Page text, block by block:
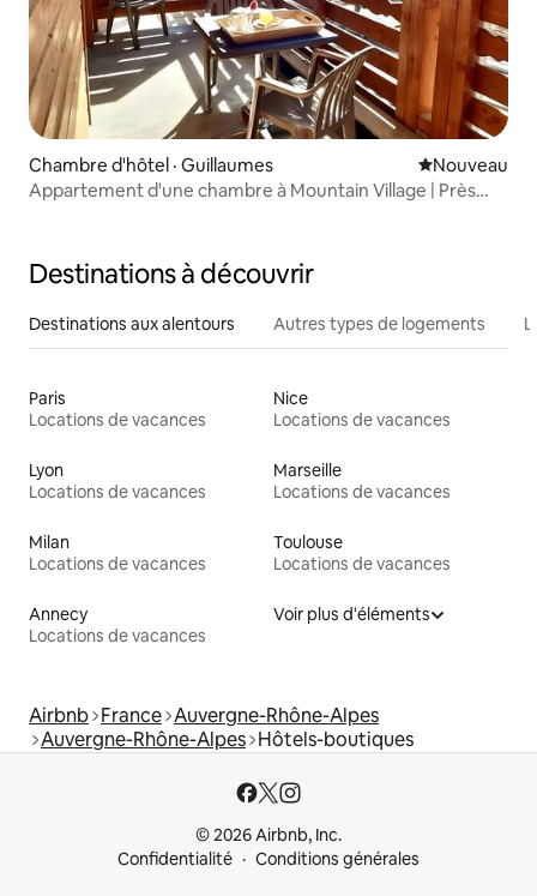
Chambre d'hôtel · Guillaumes Nouvel
Nouveau
Appartement d'une chambre à Mountain Village | Près
Destinations à découvrir
Destinations aux alentours Autres types de logements
Paris
Locations de vacances
Nice
Locations de vacances
Lyon
Locations de vacances
Marseille
Locations de vacances
Milan
Locations de vacances
Toulouse
Locations de vacances
Annecy
Locations de vacances
Voir plus d'éléments
Airbnb France Auvergne-Rhône-Alpes
Auvergne-Rhône-Alpes Hôtels-boutiques
© 2026 Airbnb, Inc.
Confidentialité
Conditions générales